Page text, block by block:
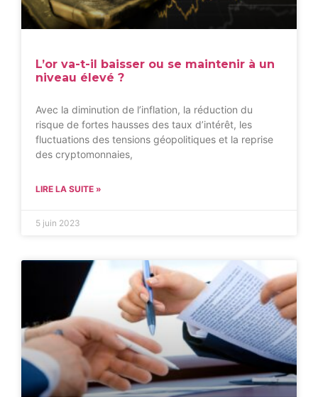
L’or va-t-il baisser ou se maintenir à un
niveau élevé ?
Avec la diminution de l’inflation, la réduction du
risque de fortes hausses des taux d’intérêt, les
fluctuations des tensions géopolitiques et la reprise
des cryptomonnaies,
LIRE LA SUITE »
5 juin 2023